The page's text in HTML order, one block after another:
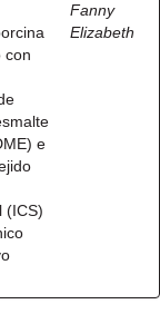
con
e
(ICS)
Fanny
Elizabeth